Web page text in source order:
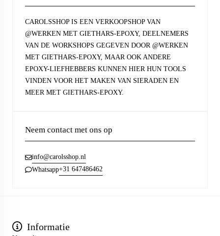
CAROLSSHOP IS EEN VERKOOPSHOP VAN
@WERKEN MET GIETHARS-EPOXY, DEELNEMERS
VAN DE WORKSHOPS GEGEVEN DOOR @WERKEN
MET GIETHARS-EPOXY, MAAR OOK ANDERE
EPOXY-LIEFHEBBERS KUNNEN HIER HUN TOOLS
VINDEN VOOR HET MAKEN VAN SIERADEN EN
MEER MET GIETHARS-EPOXY.
Neem contact met ons op
info@carolsshop.nl
Whatsapp+31 647486462
Informatie